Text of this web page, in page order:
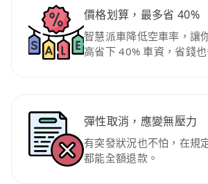
價格划算，最多省 40%
智慧派車降低空車率，讓
高省下 40% 車資，省錢
彈性取消，應變無壓力
有突發狀況也不怕，在規
都能全額退款。